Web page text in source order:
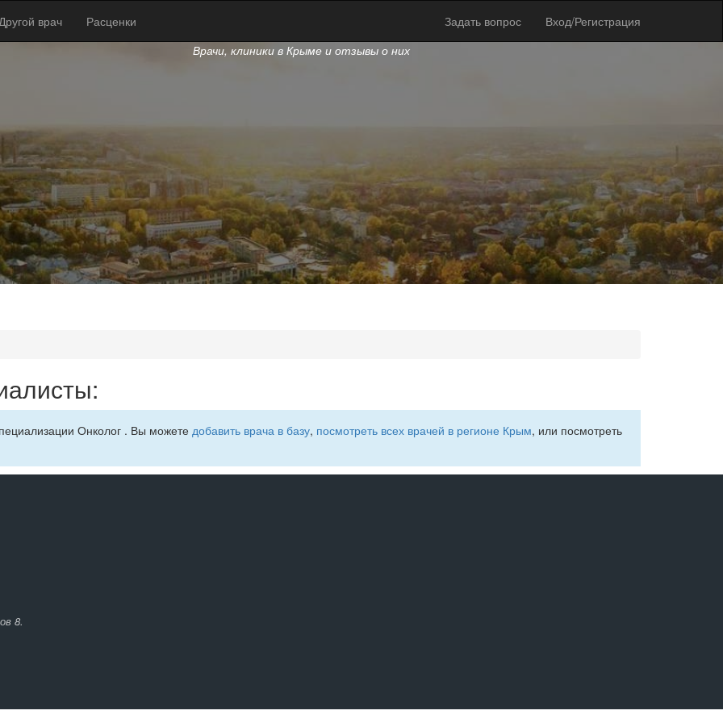
врач Расценки Задать вопрос
Вход/Регистрация
Врачи, клиники в Крыме и отзывы о них
Онколог . Вы можете добавить врача в базу, посмотреть всех врачей в регионе Крым, или посмотреть
8.